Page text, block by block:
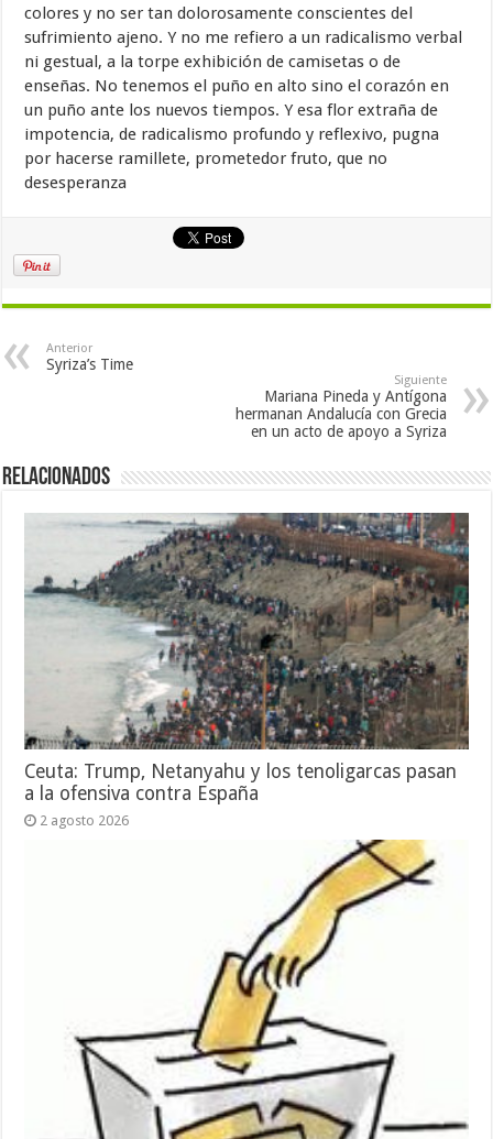
colores y no ser tan dolorosamente conscientes del
sufrimiento ajeno. Y no me refiero a un radicalismo verbal
ni gestual, a la torpe exhibición de camisetas o de
enseñas. No tenemos el puño en alto sino el corazón en
un puño ante los nuevos tiempos. Y esa flor extraña de
impotencia, de radicalismo profundo y reflexivo, pugna
por hacerse ramillete, prometedor fruto, que no
desesperanza
Anterior
Syriza’s Time
Siguiente
Mariana Pineda y Antígona
hermanan Andalucía con Grecia
en un acto de apoyo a Syriza
Relacionados
Ceuta: Trump, Netanyahu y los tenoligarcas pasan
a la ofensiva contra España
2 agosto 2026